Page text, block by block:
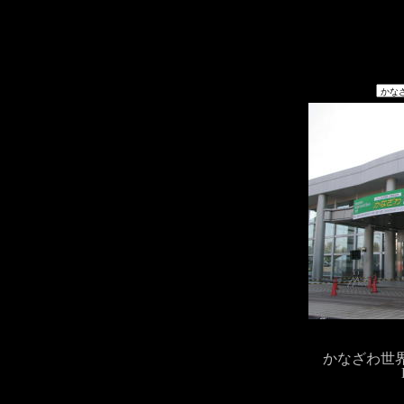
かなざわ世